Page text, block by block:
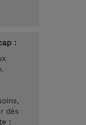
:
dès
: